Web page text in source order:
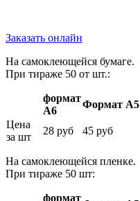
Заказать онлайн
На самоклеющейся бумаге.
При тираже 50 от шт.:
формат
А6
Формат А5
Цена
за шт
28 руб 45 руб
На самоклеющейся пленке.
При тираже 50 шт:
формат